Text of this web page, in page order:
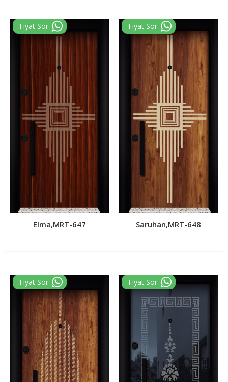
Elma,MRT-647 Saruhan,MRT-648